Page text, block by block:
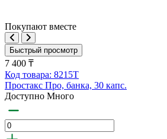
Покупают вместе
Быстрый просмотр
7 400 ₸
Код товара: 8215T
Простакс Про, банка, 30 капс.
Доступно Много